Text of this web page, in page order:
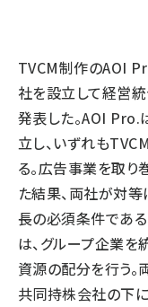
TVCM制作のAOI
社を設立して経営
発表した。AOI
立し、いずれも
る。広告事業を取
た結果、両社が対
長の必須条件であ
は、グループ企業
資源の配分を行う。
共同持株会社の下